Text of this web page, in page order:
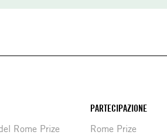
Rome Prize
PARTECIPAZIONE
Rome Prize